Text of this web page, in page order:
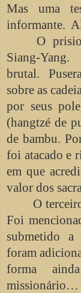
Mas uma
informante.
O
Siang-
brutal.
sobre as
por seus
(hangtzé de
de bambu.
foi atacado e
em que
valor dos
O
Foi
submetido a
foram
forma